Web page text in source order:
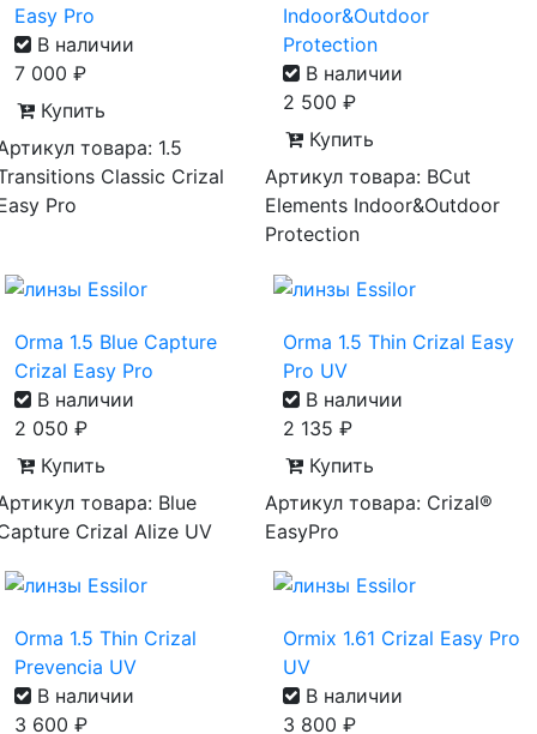
Easy Pro
В наличии
7 000 ₽
Купить
товара: 1.5
Classic Crizal
Pro
Indoor&Outdoor
Protection
В наличии
2 500 ₽
Купить
Артикул товара: BCut
Elements Indoor&Outdoor
Protection
Orma 1.5 Blue Capture
Crizal Easy Pro
В наличии
2 050 ₽
Купить
товара: Blue
Crizal Alize UV
Orma 1.5 Thin Crizal Easy
Pro UV
В наличии
2 135 ₽
Купить
Артикул товара: Crizal®
EasyPro
Orma 1.5 Thin Crizal
Prevencia UV
В наличии
3 600 ₽
Ormix 1.61 Crizal Easy Pro
UV
В наличии
3 800 ₽